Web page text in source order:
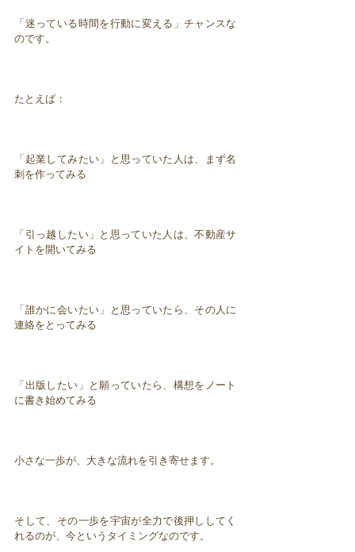
「迷っている時間を行動に変える」チャンスな
のです。
たとえば：
「起業してみたい」と思っていた人は、まず名
刺を作ってみる
「引っ越したい」と思っていた人は、不動産サ
イトを開いてみる
「誰かに会いたい」と思っていたら、その人に
連絡をとってみる
「出版したい」と願っていたら、構想をノート
に書き始めてみる
小さな一歩が、大きな流れを引き寄せます。
そして、その一歩を宇宙が全力で後押ししてく
れるのが、今というタイミングなのです。